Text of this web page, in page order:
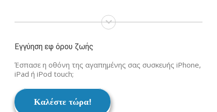
Εγγύηση εφ όρου ζωής
Έσπασε η οθόνη της αγαπημένης σας συσκευής iPhone,
iPad ή iPod touch;
Καλέστε τώρα!